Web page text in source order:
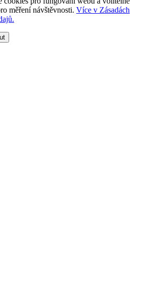
měření návštěvnosti. Více v Zásadách